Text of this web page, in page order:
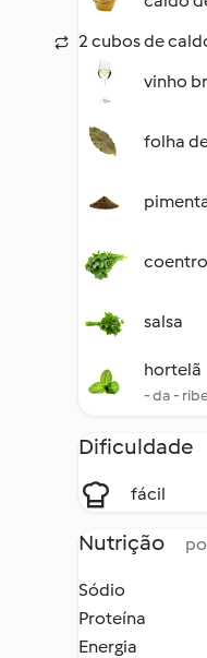
2 cubos de
vinho
folha
salsa
hortelã
- da -
Dificuldade
fácil
Nutrição
Sódio
Proteína
Energia